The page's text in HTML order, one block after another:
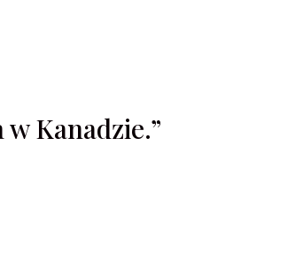
Kanadzie.”